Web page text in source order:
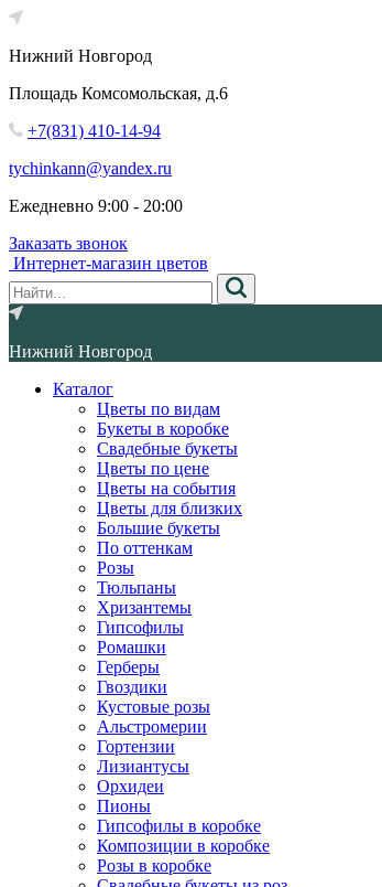
Нижний Новгород
Площадь Комсомольская, д.6
+7(831) 410-14-94
tychinkann@yandex.ru
Ежедневно 9:00 - 20:00
Заказать звонок
Интернет-магазин цветов
Нижний Новгород
Каталог
Цветы по видам
Букеты в коробке
Свадебные букеты
Цветы по цене
Цветы на события
Цветы для близких
Большие букеты
По оттенкам
Розы
Тюльпаны
Хризантемы
Гипсофилы
Ромашки
Герберы
Гвоздики
Кустовые розы
Альстромерии
Гортензии
Лизиантусы
Орхидеи
Пионы
Гипсофилы в коробке
Композиции в коробке
Розы в коробке